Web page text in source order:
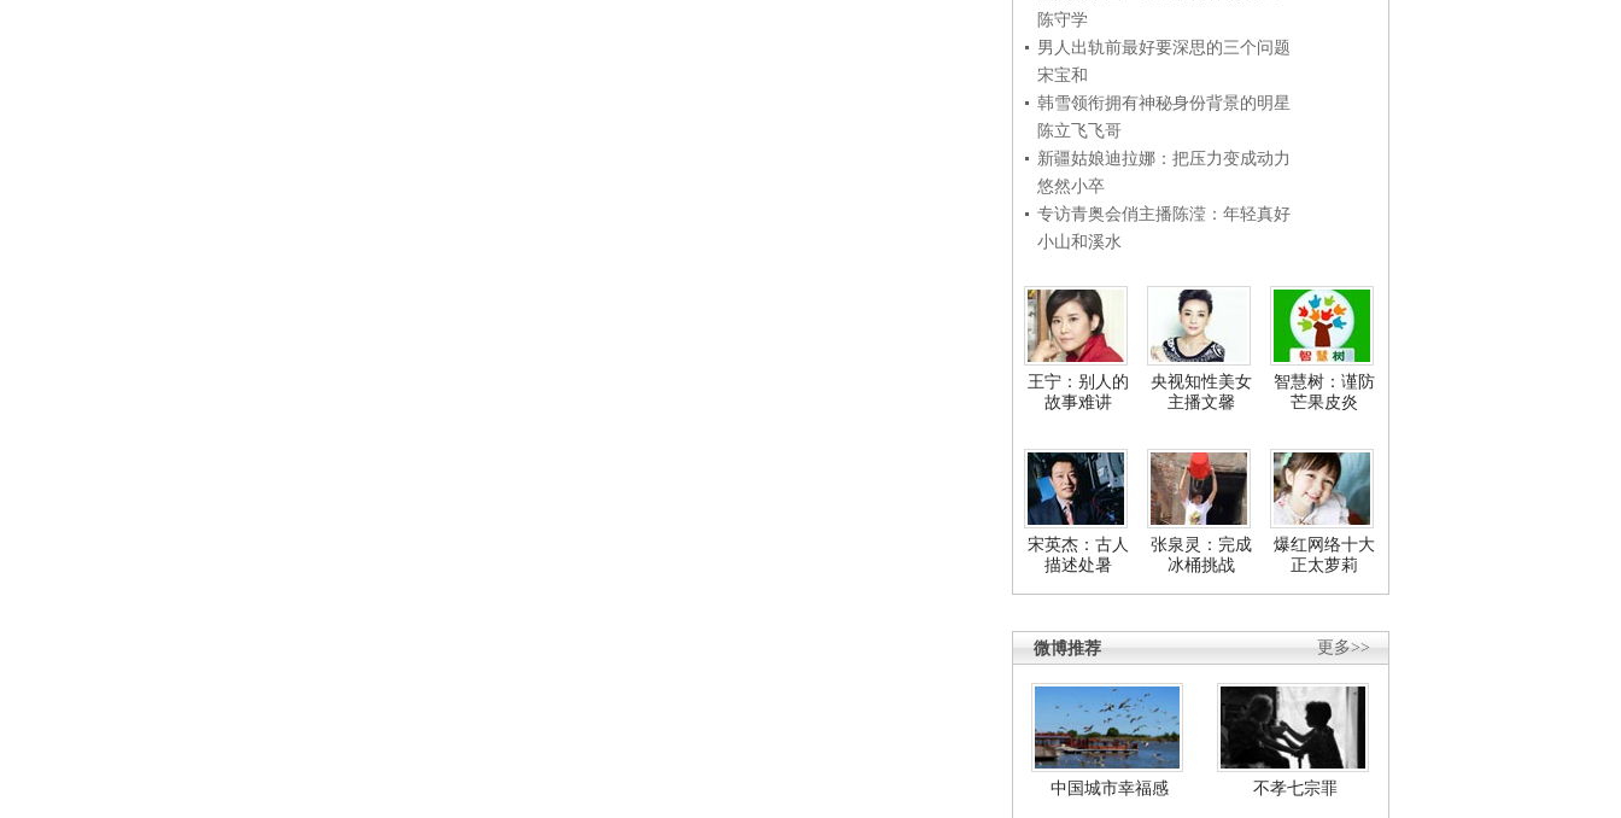
陈守学
男人出轨前最好要深思的三个问题
宋宝和
韩雪领衔拥有神秘身份背景的明星
陈立飞飞哥
新疆姑娘迪拉娜：把压力变成动力
悠然小卒
专访青奥会俏主播陈滢：年轻真好
小山和溪水
王宁：别人的
故事难讲
央视知性美女
主播文馨
智慧树：谨防
芒果皮炎
宋英杰：古人
描述处暑
张泉灵：完成
冰桶挑战
爆红网络十大
正太萝莉
更多>>
微博推荐
中国城市幸福感
不孝七宗罪